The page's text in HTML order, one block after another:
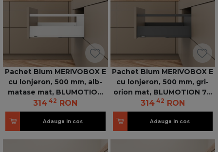
Pachet Blum MERIVOBOX E
cu lonjeron, 500 mm, alb-
matase mat, BLUMOTION
70 kg
314 42 RON
Adauga in cos
Pachet Blum MERIVOBOX E
cu lonjeron, 500 mm, gri-
orion mat, BLUMOTION 70
kg
314 42 RON
Adauga in cos